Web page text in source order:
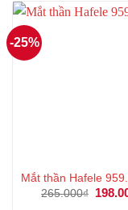
-25%
Mắt thần Hafele
265.000₫
Giá